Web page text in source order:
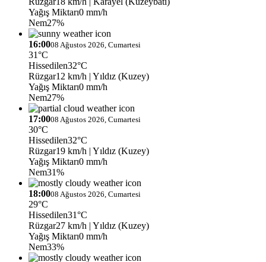
Yağış Miktarı0 mm/h
Nem27%
16:0008 Ağustos 2026, Cumartesi
31°C
Hissedilen32°C
Rüzgar12 km/h | Yıldız (Kuzey)
Yağış Miktarı0 mm/h
Nem27%
17:0008 Ağustos 2026, Cumartesi
30°C
Hissedilen32°C
Rüzgar19 km/h | Yıldız (Kuzey)
Yağış Miktarı0 mm/h
Nem31%
18:0008 Ağustos 2026, Cumartesi
29°C
Hissedilen31°C
Rüzgar27 km/h | Yıldız (Kuzey)
Yağış Miktarı0 mm/h
Nem33%